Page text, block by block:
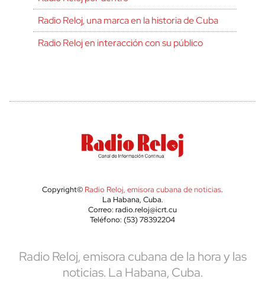
Radio Reloj, una marca en la historia de Cuba
Radio Reloj en interacción con su público
Copyright© Radio Reloj, emisora cubana de noticias.
La Habana, Cuba.
Correo: radio.reloj@icrt.cu
Teléfono: (53) 78392204
Radio Reloj, emisora cubana de la hora y las
noticias. La Habana, Cuba.